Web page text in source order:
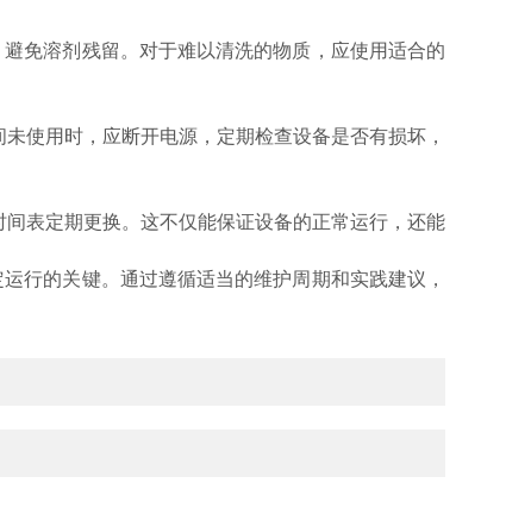
免溶剂残留。对于难以清洗的物质，应使用适合的
用时，应断开电源，定期检查设备是否有损坏，
表定期更换。这不仅能保证设备的正常运行，还能
的关键。通过遵循适当的维护周期和实践建议，